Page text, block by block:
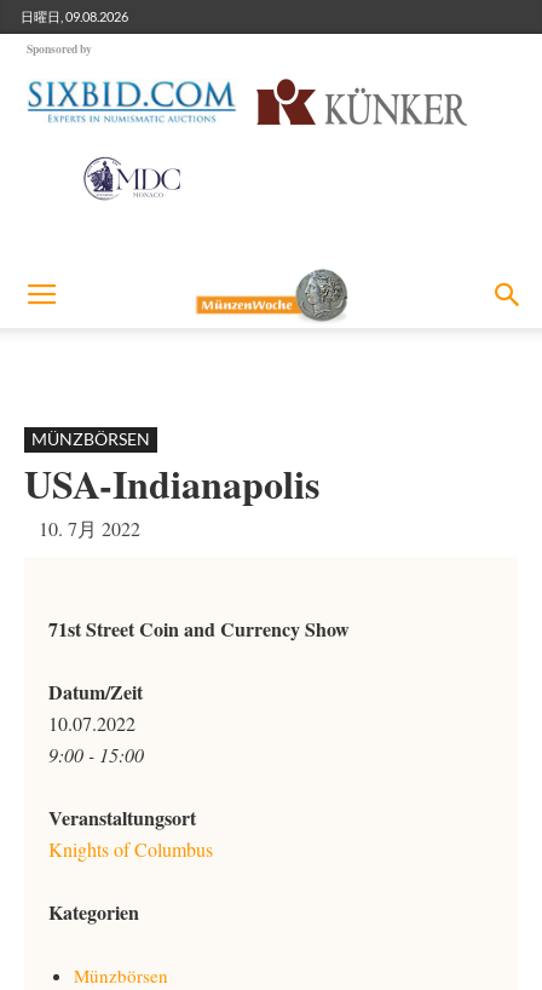
日曜日, 09.08.2026
Sponsored by
MÜNZBÖRSEN
USA-Indianapolis
10. 7月 2022
71st Street Coin and Currency Show
Datum/Zeit
10.07.2022
9:00 - 15:00
Veranstaltungsort
Knights of Columbus
Kategorien
Münzbörsen